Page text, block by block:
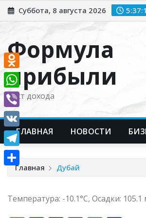
Перейти
к
Суббота, 8 августа 2026
Формула
прибыли
Рост дохода
ГЛАВНАЯ НОВОСТИ
Главная Дубай
Температура: -10.1°C, Осадки:
Odnoklassniki
WhatsApp
Viber
VK
Telegram
Отправить